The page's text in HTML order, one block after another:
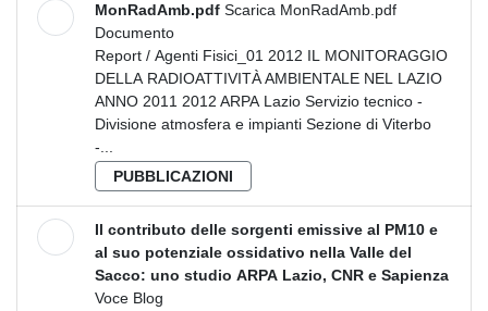
MonRadAmb.pdf Scarica MonRadAmb.pdf
Documento
Report / Agenti Fisici_01 2012 IL MONITORAGGIO
DELLA RADIOATTIVITÀ AMBIENTALE NEL LAZIO
ANNO 2011 2012 ARPA Lazio Servizio tecnico -
Divisione atmosfera e impianti Sezione di Viterbo
-...
PUBBLICAZIONI
Il contributo delle sorgenti emissive al PM10 e
al suo potenziale ossidativo nella Valle del
Sacco: uno studio ARPA Lazio, CNR e Sapienza
Voce Blog